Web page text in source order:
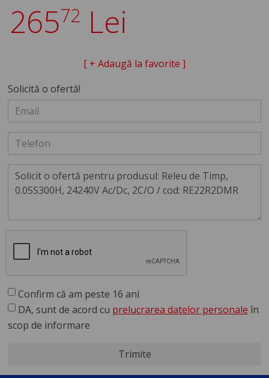
26572 Lei
[ + Adaugă la favorite ]
Solicită o ofertă!
Confirm că am peste 16 ani
DA, sunt de acord cu prelucrarea datelor personale în
scop de informare
Trimite